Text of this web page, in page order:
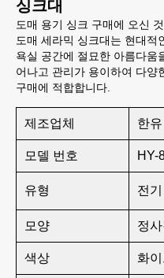
싱크대
도매 용기 싱크 구매에 오신
도매 세라믹 싱크대는 현대적
욕실 공간에 절묘한 아름다움
어나고 관리가 용이하여 다양
구매에 적합합니다.
제조업체 한유
모델 번호 HY-
유형 전
모양 정
색상 화